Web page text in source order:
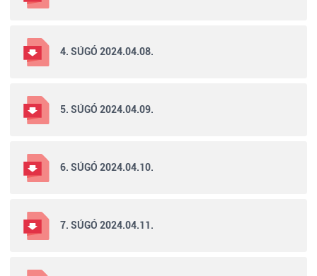
4. SÚGÓ 2024.04.08.
5. SÚGÓ 2024.04.09.
6. SÚGÓ 2024.04.10.
7. SÚGÓ 2024.04.11.